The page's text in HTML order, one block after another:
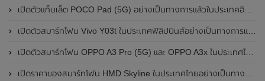
เปิดตัวแท็บเล็ต POCO Pad (5G) อย่างเป็นทางการแล้วในประเทศอินเดีย มาพร้อมชิปเซ็ต Snapdragon 7s Gen 2 ของ Qualcomm และรองรับเครือข่าย 5G
เปิดตัวสมาร์ทโฟน Vivo Y03t ในประเทศฟิลิปปินส์อย่างเป็นทางการแล้ว มาพร้อมชิปเซ็ต Unisoc T612 , กล้องหลัง ความละเอียด 13MP , แบตเตอรี่ 5,000mAh และหน้าจอแสดงผล LCD / 90Hz
เปิดตัวสมาร์ทโฟน OPPO A3 Pro (5G) และ OPPO A3x ในประเทศไทยอย่างเป็นทางการแล้ว ในราคาเริ่มต้นเพียง 3,999 บาท
เปิดราคาของสมาร์ทโฟน HMD Skyline ในประเทศไทยอย่างเป็นทางการแล้ว ราคา 14,990 บาท